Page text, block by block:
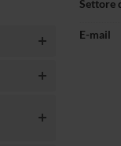
Settore
E-mail